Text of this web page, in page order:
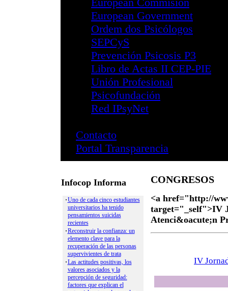
Publicaciones
Revistas
Infocop
Infocop
Papeles del
Revista
Revista
Anuario Psi.
Apuntes de
Clínica
Clínica y